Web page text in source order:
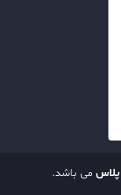
پلاس می باشد.